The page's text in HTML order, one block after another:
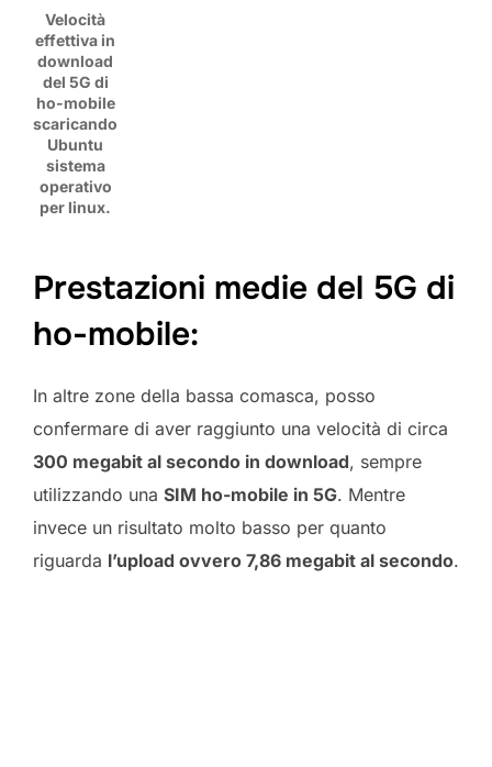
Velocità
effettiva in
download
del 5G di
ho-mobile
scaricando
Ubuntu
sistema
operativo
per linux.
Prestazioni medie del 5G di
ho-mobile:
In altre zone della bassa comasca, posso
confermare di aver raggiunto una velocità di circa
300 megabit al secondo in download, sempre
utilizzando una SIM ho-mobile in 5G. Mentre
invece un risultato molto basso per quanto
riguarda l’upload ovvero 7,86 megabit al secondo.